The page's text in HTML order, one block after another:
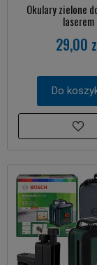
Okulary zielone
laserem
29,00
Do